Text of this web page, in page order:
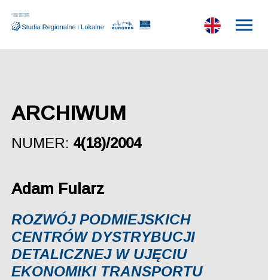
ARCHIWUM
NUMER: 4(18)/2004
Adam Fularz
ROZWÓJ PODMIEJSKICH
CENTRÓW DYSTRYBUCJI
DETALICZNEJ W UJĘCIU
EKONOMIKI TRANSPORTU